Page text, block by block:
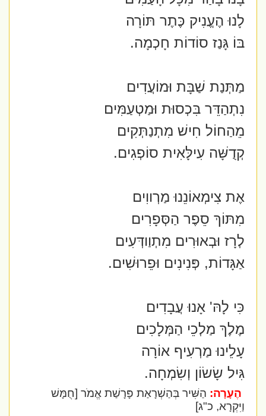
לָנוּ הֶעֱנִיק כֶּתֶר תּוֹרָה
בּוֹ גָּנַז סוֹדוֹת חָכְמָה.
מַתְּנַת שַׁבָּת וּמוֹעֲדִים
נִתְהַדֵּר בִּכְסוּת וּמַטְעַמִּים
מֵהַחוֹל חִישׁ מִתְנַתְּקִים
קְדֻשָּׁה עִילָּאִית סוֹפְגִים.
אֶת צִימְאוֹנֵנוּ מַרְווִים
מִתּוֹךְ סֵפֶר הַסְּפָרִים
לְרָז וּבְאוּרִים מִתְוַודְּעִים
אַגָּדוֹת, פְּנִינִים וּפֵרוּשִׁים.
כִּי לָהּ' אָנוּ עֲבָדִים
מֶלֶךְ מַלְכֵי הַמְּלָכִים
עָלֵינוּ מַרְעִיף אוֹרָה
גִּיל שָׂשׂוֹן וְשִׂמְחָה.
הֶעָרָה: הַשִּׁיר בְּהַשְׁרָאַת פָּרָשַׁת אֱמֹר [חֻמָּשׁ
וַיִּקְרָא, כ"ג]